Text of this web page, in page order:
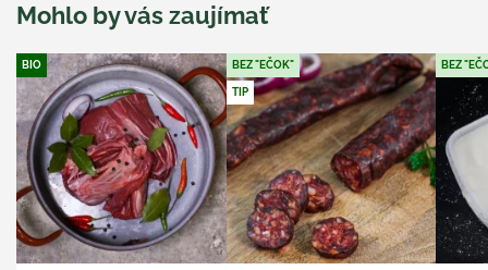
Mohlo by vás zaujímať
BIO BEZ "EČOK"
TIP
BEZ